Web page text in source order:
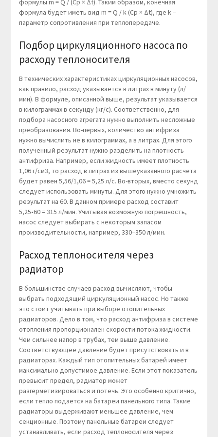
формулы m = Q / (Cp × Δt). Таким образом, конечная
формула будет иметь вид m = Q / k (Cp × Δt), где k –
параметр сопротивления при теплопередаче.
Подбор циркуляционного насоса по
расходу теплоносителя
В технических характеристиках циркуляционных насосов,
как правило, расход указывается в литрах в минуту (л/
мин). В формуле, описанной выше, результат указывается
в килограммах в секунду (кг/с). Соответственно, для
подбора насосного агрегата нужно выполнить несложные
преобразования. Во-первых, количество антифриза
нужно вычислить не в килограммах, а в литрах. Для этого
полученный результат нужно разделить на плотность
антифриза. Например, если жидкость имеет плотность
1,06 г/см3, то расход в литрах из вышеуказанного расчета
будет равен 5,56/1,06 = 5,25 л/с. Во-вторых, вместо секунд
следует использовать минуты. Для этого нужно умножить
результат на 60. В данном примере расход составит
5,25•60 = 315 л/мин. Учитывая возможную погрешность,
насос следует выбирать с некоторым запасом
производительности, например, 330–350 л/мин.
Расход теплоносителя через
радиатор
В большинстве случаев расход вычисляют, чтобы
выбрать подходящий циркуляционный насос. Но также
это стоит учитывать при выборе отопительных
радиаторов. Дело в том, что расход антифриза в системе
отопления пропорционален скорости потока жидкости.
Чем сильнее напор в трубах, тем выше давление.
Соответствующее давление будет присутствовать и в
радиаторах. Каждый тип отопительных батарей имеет
максимально допустимое давление. Если этот показатель
превысит предел, радиатор может
разгерметизироваться и потечь. Это особенно критично,
если тепло подается на батареи панельного типа. Такие
радиаторы выдерживают меньшее давление, чем
секционные. Поэтому панельные батареи следует
устанавливать, если расход теплоносителя через